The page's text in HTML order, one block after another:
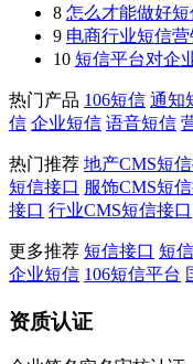
8 怎么才能做好短
9 电商行业短信营
10 短信平台对企
热门产品 106短信 通知
信 企业短信 语音短信
热门推荐 地产CMS短
短信接口 服饰CMS短
接口 行业CMS短信接口
更多推荐 短信接口 短
企业短信 106短信平台
资质认证